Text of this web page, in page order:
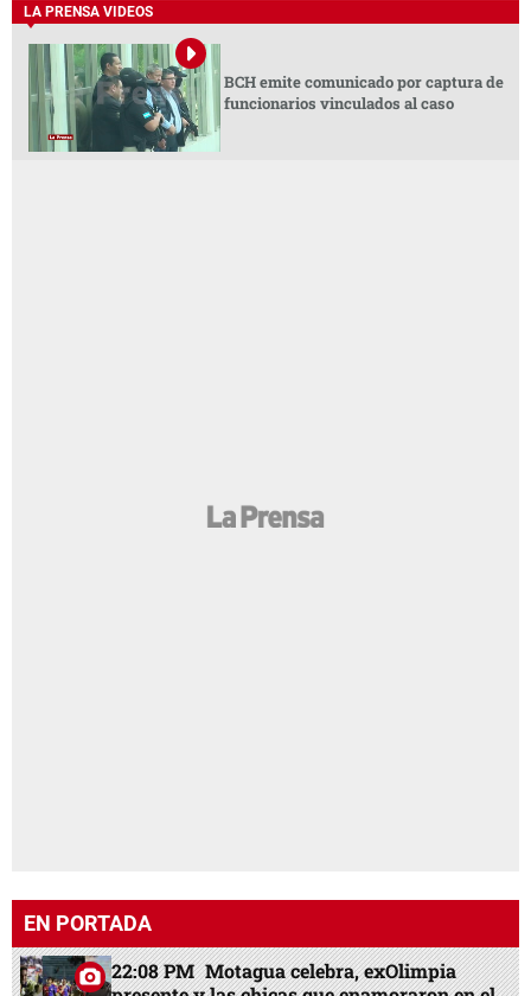
LA PRENSA VIDEOS
BCH emite comunicado por captura de
funcionarios vinculados al caso
EN PORTADA
22:08 PM Motagua celebra, exOlimpia